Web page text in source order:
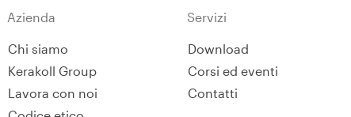
Azienda
Chi siamo
Kerakoll Group
Lavora con noi
Servizi
Download
Corsi ed eventi
Contatti